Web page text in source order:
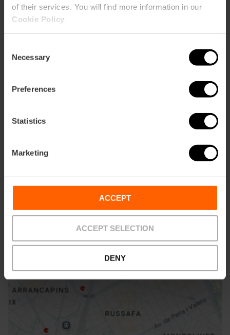
of their services. You will find more information in our
Cookie Policy
Selection
Necessary
Preferences
Statistics
Marketing
ACCEPT
ACCEPT SELECTION
DENY
L1,L2,L3,L5,L9
Bus
7,11,27,60,62,73
Bekijk kaart
Routebeschrijving